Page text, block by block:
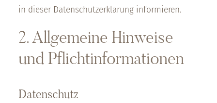
in dieser Datenschutzerklärung informieren.
2. Allgemeine Hinweise
und Pflichtinformationen
Datenschutz